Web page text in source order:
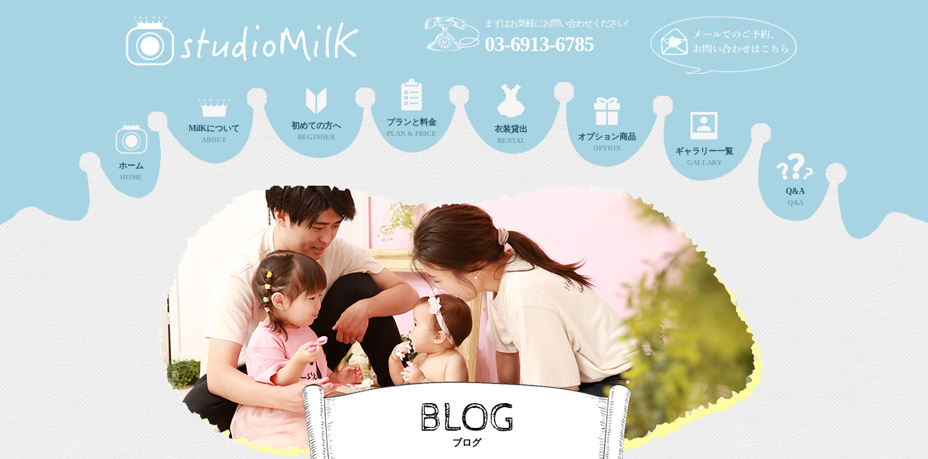
まずはお気軽にお問い合わせください!
03-6913-6785
ホーム
HOME
MilKについて
ABOUT
初めての方へ
BEGINNER
プランと料金
PLAN & PRICE 衣装貸出
RENTAL オプション商品
OPTION ギャラリー一覧
GALLARY
Q&A
Q&A
BLOG
ブログ